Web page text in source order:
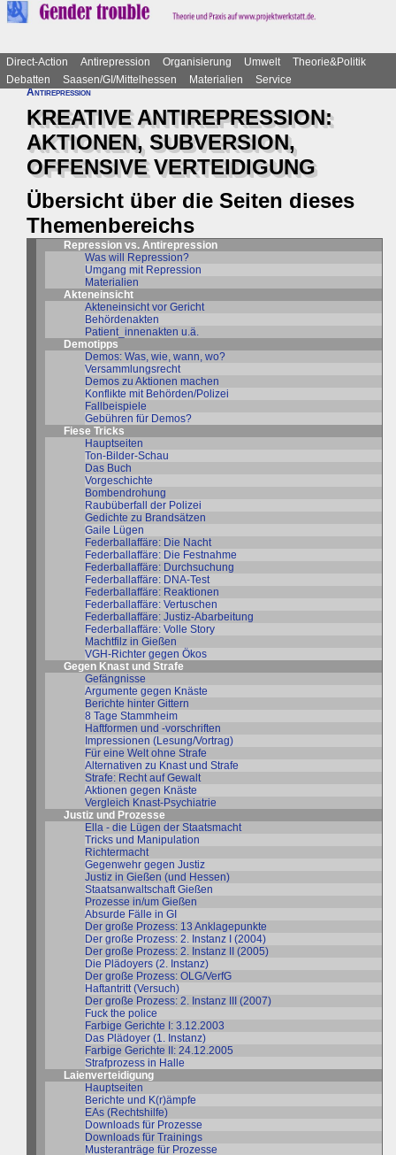
Direct-Action Antirepression Organisierung Umwelt
Theorie&Politik
Debatten
Saasen/GI/Mittelhessen Materialien
Service
Antirepression
KREATIVE ANTIREPRESSION:
AKTIONEN, SUBVERSION,
OFFENSIVE VERTEIDIGUNG
Übersicht über die Seiten dieses
Themenbereichs
Repression vs. Antirepression
Was will Repression?
Umgang mit Repression
Materialien
Akteneinsicht
Akteneinsicht vor Gericht
Behördenakten
Patient_innenakten u.ä.
Demotipps
Demos: Was, wie, wann, wo?
Versammlungsrecht
Demos zu Aktionen machen
Konflikte mit Behörden/Polizei
Fallbeispiele
Gebühren für Demos?
Fiese Tricks
Hauptseiten
Ton-Bilder-Schau
Das Buch
Vorgeschichte
Bombendrohung
Raubüberfall der Polizei
Gedichte zu Brandsätzen
Gaile Lügen
Federballaffäre: Die Nacht
Federballaffäre: Die Festnahme
Federballaffäre: Durchsuchung
Federballaffäre: DNA-Test
Federballaffäre: Reaktionen
Federballaffäre: Vertuschen
Federballaffäre: Justiz-Abarbeitung
Federballaffäre: Volle Story
Machtfilz in Gießen
VGH-Richter gegen Ökos
Gegen Knast und Strafe
Gefängnisse
Argumente gegen Knäste
Berichte hinter Gittern
8 Tage Stammheim
Haftformen und -vorschriften
Impressionen (Lesung/Vortrag)
Für eine Welt ohne Strafe
Alternativen zu Knast und Strafe
Strafe: Recht auf Gewalt
Aktionen gegen Knäste
Vergleich Knast-Psychiatrie
Justiz und Prozesse
Ella - die Lügen der Staatsmacht
Tricks und Manipulation
Richtermacht
Gegenwehr gegen Justiz
Justiz in Gießen (und Hessen)
Staatsanwaltschaft Gießen
Prozesse in/um Gießen
Absurde Fälle in GI
Der große Prozess: 13 Anklagepunkte
Der große Prozess: 2. Instanz I (2004)
Der große Prozess: 2. Instanz II (2005)
Die Plädoyers (2. Instanz)
Der große Prozess: OLG/VerfG
Haftantritt (Versuch)
Der große Prozess: 2. Instanz III (2007)
Fuck the police
Farbige Gerichte I: 3.12.2003
Das Plädoyer (1. Instanz)
Farbige Gerichte II: 24.12.2005
Strafprozess in Halle
Laienverteidigung
Hauptseiten
Berichte und K(r)ämpfe
EAs (Rechtshilfe)
Downloads für Prozesse
Downloads für Trainings
Musteranträge für Prozesse